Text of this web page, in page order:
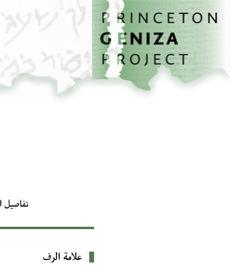
تخطي إلى المحتوى الرئيسي
الصفحة الرئيسية
تفاصيل
بيانات التعريف
علامة الرف